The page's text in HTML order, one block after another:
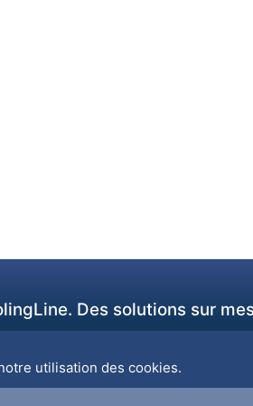
Des solutions sur
utilisation des cookies.